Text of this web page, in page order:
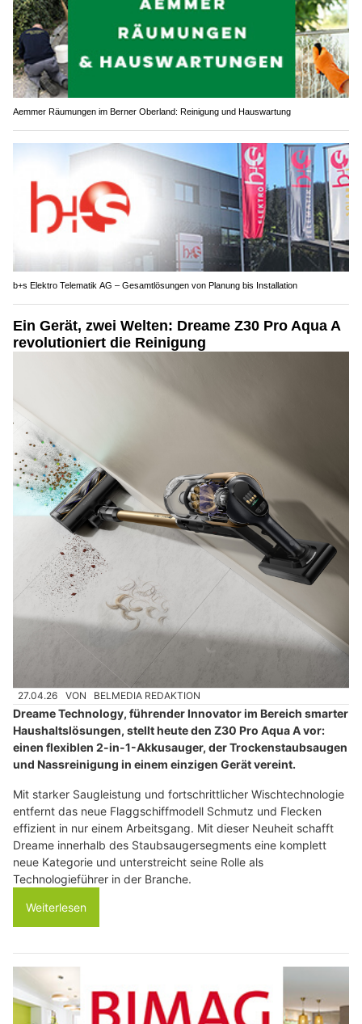
Aemmer Räumungen im Berner Oberland: Reinigung und Hauswartung
b+s Elektro Telematik AG – Gesamtlösungen von Planung bis Installation
Ein Gerät, zwei Welten: Dreame Z30 Pro Aqua A
revolutioniert die Reinigung
27.04.26 VON BELMEDIA REDAKTION
Dreame Technology, führender Innovator im Bereich smarter
Haushaltslösungen, stellt heute den Z30 Pro Aqua A vor:
einen flexiblen 2-in-1-Akkusauger, der Trockenstaubsaugen
und Nassreinigung in einem einzigen Gerät vereint.
Mit starker Saugleistung und fortschrittlicher Wischtechnologie
entfernt das neue Flaggschiffmodell Schmutz und Flecken
effizient in nur einem Arbeitsgang. Mit dieser Neuheit schafft
Dreame innerhalb des Staubsaugersegments eine komplett
neue Kategorie und unterstreicht seine Rolle als
Technologieführer in der Branche.
Weiterlesen